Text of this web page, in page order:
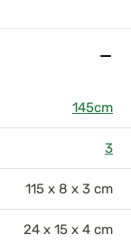
145cm
3
115 x 8 x 3 cm
24 x 15 x 4 cm